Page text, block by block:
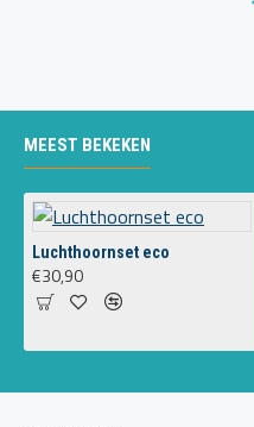
MEEST BEKEKEN
Luchthoornset eco
€30,90